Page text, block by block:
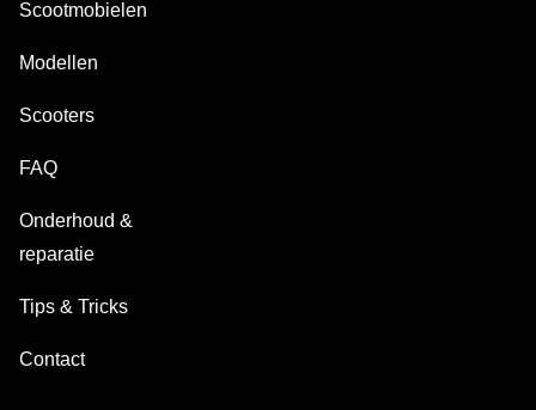
Scootmobielen
Modellen
Scooters
FAQ
Onderhoud &
reparatie
Tips & Tricks
Contact